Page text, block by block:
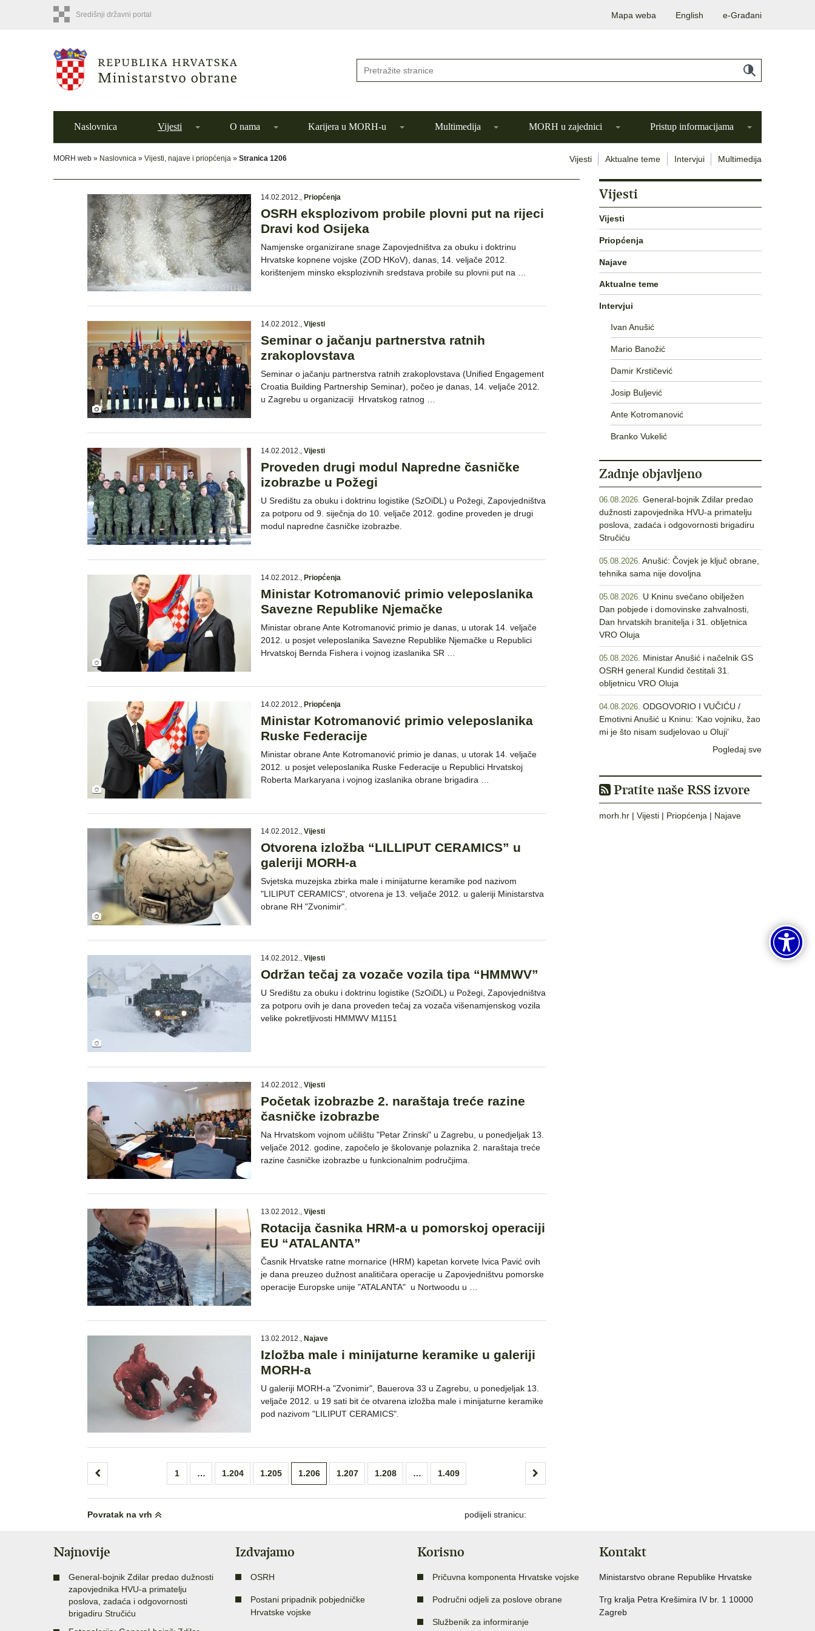
Središnji državni portal Mapa weba English e-Građani
Naslovnica Vijesti O nama Karijera u MORH-u Multimedija MORH u zajednici Pristup informacijama
MORH web » Naslovnica » Vijesti, najave i priopćenja » Stranica 1206 Vijesti Aktualne teme Intervjui Multimedija
14.02.2012., Priopćenja
OSRH eksplozivom probile plovni put na rijeci
Dravi kod Osijeka
Namjenske organizirane snage Zapovjedništva za obuku i doktrinu
Hrvatske kopnene vojske (ZOD HKoV), danas, 14. veljače 2012.
korištenjem minsko eksplozivnih sredstava probile su plovni put na …
14.02.2012., Vijesti
Seminar o jačanju partnerstva ratnih
zrakoplovstava
Seminar o jačanju partnerstva ratnih zrakoplovstava (Unified Engagement
Croatia Building Partnership Seminar), počeo je danas, 14. veljače 2012.
u Zagrebu u organizaciji Hrvatskog ratnog …
14.02.2012., Vijesti
Proveden drugi modul Napredne časničke
izobrazbe u Požegi
U Središtu za obuku i doktrinu logistike (SzOiDL) u Požegi, Zapovjedništva
za potporu od 9. siječnja do 10. veljače 2012. godine proveden je drugi
modul napredne časničke izobrazbe.
14.02.2012., Priopćenja
Ministar Kotromanović primio veleposlanika
Savezne Republike Njemačke
Ministar obrane Ante Kotromanović primio je danas, u utorak 14. veljače
2012. u posjet veleposlanika Savezne Republike Njemačke u Republici
Hrvatskoj Bernda Fishera i vojnog izaslanika SR …
14.02.2012., Priopćenja
Ministar Kotromanović primio veleposlanika
Ruske Federacije
Ministar obrane Ante Kotromanović primio je danas, u utorak 14. veljače
2012. u posjet veleposlanika Ruske Federacije u Republici Hrvatskoj
Roberta Markaryana i vojnog izaslanika obrane brigadira …
14.02.2012., Vijesti
Otvorena izložba “LILLIPUT CERAMICS” u
galeriji MORH-a
Svjetska muzejska zbirka male i minijaturne keramike pod nazivom
"LILIPUT CERAMICS", otvorena je 13. veljače 2012. u galeriji Ministarstva
obrane RH "Zvonimir".
14.02.2012., Vijesti
Održan tečaj za vozače vozila tipa “HMMWV”
U Središtu za obuku i doktrinu logistike (SzOiDL) u Požegi, Zapovjedništva
za potporu ovih je dana proveden tečaj za vozača višenamjenskog vozila
velike pokretljivosti HMMWV M1151
14.02.2012., Vijesti
Početak izobrazbe 2. naraštaja treće razine
časničke izobrazbe
Na Hrvatskom vojnom učilištu "Petar Zrinski" u Zagrebu, u ponedjeljak 13.
veljače 2012. godine, započelo je školovanje polaznika 2. naraštaja treće
razine časničke izobrazbe u funkcionalnim područjima.
13.02.2012., Vijesti
Rotacija časnika HRM-a u pomorskoj operaciji
EU “ATALANTA”
Časnik Hrvatske ratne mornarice (HRM) kapetan korvete Ivica Pavić ovih
je dana preuzeo dužnost analitičara operacije u Zapovjedništvu pomorske
operacije Europske unije "ATALANTA" u Nortwoodu u …
13.02.2012., Najave
Izložba male i minijaturne keramike u galeriji
MORH-a
U galeriji MORH-a "Zvonimir", Bauerova 33 u Zagrebu, u ponedjeljak 13.
veljače 2012. u 19 sati bit će otvarena izložba male i minijaturne keramike
pod nazivom "LILIPUT CERAMICS".
Brojevi
objava
1 … 1.204 1.205 1.206 1.207 1.208 … 1.409
Povratak na vrh podijeli stranicu:
Vijesti
Vijesti
Priopćenja
Najave
Aktualne teme
Intervjui
Ivan Anušić
Mario Banožić
Damir Krstičević
Josip Buljević
Ante Kotromanović
Branko Vukelić
Zadnje objavljeno
06.08.2026. General-bojnik Zdilar predao
dužnosti zapovjednika HVU-a primatelju
poslova, zadaća i odgovornosti brigadiru
Stručiću
05.08.2026. Anušić: Čovjek je ključ obrane,
tehnika sama nije dovoljna
05.08.2026. U Kninu svečano obilježen
Dan pobjede i domovinske zahvalnosti,
Dan hrvatskih branitelja i 31. obljetnica
VRO Oluja
05.08.2026. Ministar Anušić i načelnik GS
OSRH general Kundid čestitali 31.
obljetnicu VRO Oluja
04.08.2026. ODGOVORIO I VUČIĆU /
Emotivni Anušić u Kninu: ‘Kao vojniku, žao
mi je što nisam sudjelovao u Oluji’
Pogledaj sve
Pratite naše RSS izvore
morh.hr | Vijesti | Priopćenja | Najave
Najnovije
General-bojnik Zdilar predao dužnosti
zapovjednika HVU-a primatelju
poslova, zadaća i odgovornosti
brigadiru Stručiću
Izdvajamo
OSRH
Postani pripadnik pobjedničke
Hrvatske vojske
Korisno
Pričuvna komponenta Hrvatske vojske
Područni odjeli za poslove obrane
Službenik za informiranje
Kontakt
Ministarstvo obrane Republike Hrvatske
Trg kralja Petra Krešimira IV br. 1 10000
Zagreb